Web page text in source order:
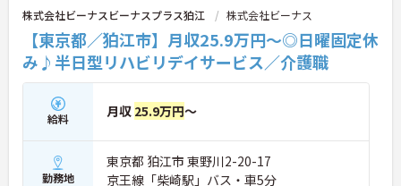
株式会社ビーナスビーナスプラス狛江 株式会社ビーナス
【東京都／狛江市】月収25.9万円～◎日曜固定休
み♪半日型リハビリデイサービス／介護職
給料 月収 25.9万円～
勤務地
東京都 狛江市 東野川2-20-17
京王線「柴崎駅」バス・車5分